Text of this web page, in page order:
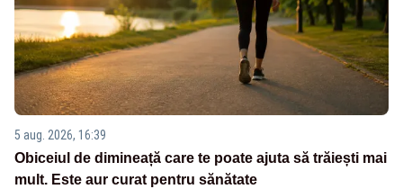
5 aug. 2026, 16:39
Obiceiul de dimineață care te poate ajuta să trăiești mai
mult. Este aur curat pentru sănătate